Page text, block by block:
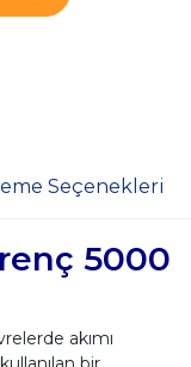
Seçenekleri
5000
akımı